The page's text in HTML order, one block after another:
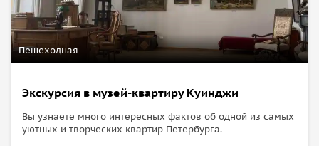
Пешеходная
Экскурсия в музей-квартиру Куинджи
Вы узнаете много интересных фактов об одной из самых
уютных и творческих квартир Петербурга.